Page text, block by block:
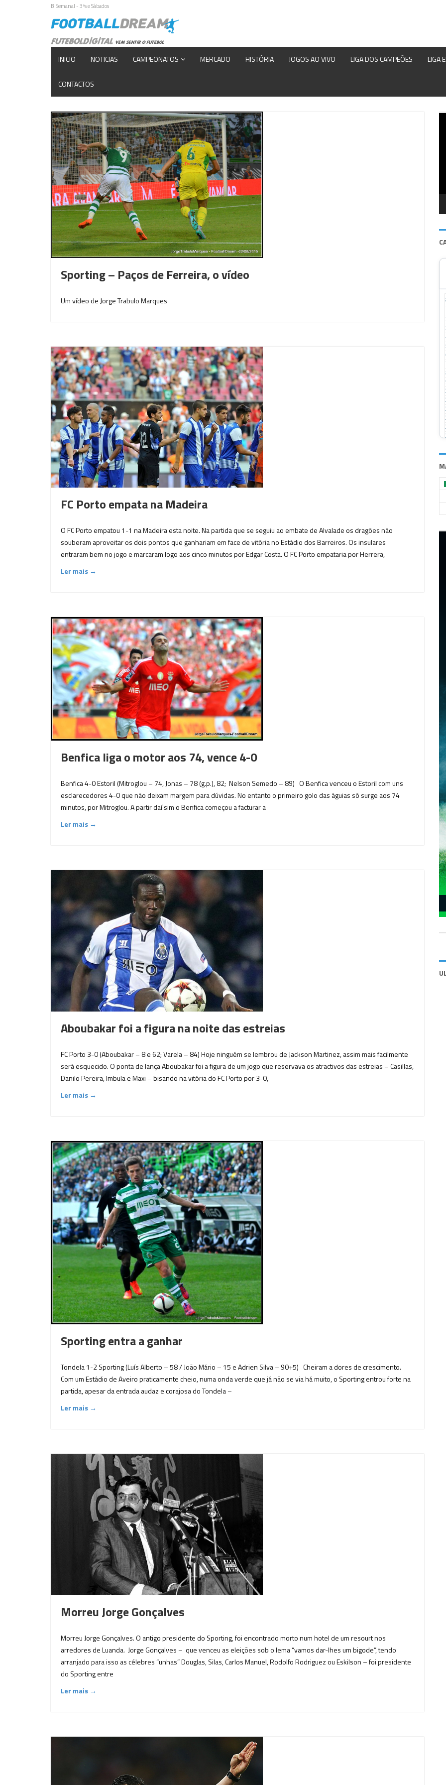
BiSemanal - 3ªs e Sábados
INICIO NOTICIAS CAMPEONATOS MERCADO HISTÓRIA JOGOS AO VIVO LIGA DOS CAMPEÕES LIGA
CONTACTOS
Sporting – Paços de Ferreira, o vídeo
Um vídeo de Jorge Trabulo Marques
FC Porto empata na Madeira
O FC Porto empatou 1-1 na Madeira esta noite. Na partida que se seguiu ao embate de Alvalade os dragões não
souberam aproveitar os dois pontos que ganhariam em face de vitória no Estádio dos Barreiros. Os insulares
entraram bem no jogo e marcaram logo aos cinco minutos por Edgar Costa. O FC Porto empataria por Herrera,
Ler mais →
Benfica liga o motor aos 74, vence 4-0
Benfica 4-0 Estoril (Mitroglou – 74, Jonas – 78 (g.p.), 82; Nelson Semedo – 89) O Benfica venceu o Estoril com uns
esclarecedores 4-0 que não deixam margem para dúvidas. No entanto o primeiro golo das águias só surge aos 74
minutos, por Mitroglou. A partir daí sim o Benfica começou a facturar a
Ler mais →
Aboubakar foi a figura na noite das estreias
FC Porto 3-0 (Aboubakar – 8 e 62; Varela – 84) Hoje ninguém se lembrou de Jackson Martinez, assim mais facilmente
será esquecido. O ponta de lança Aboubakar foi a figura de um jogo que reservava os atractivos das estreias – Casillas,
Danilo Pereira, Imbula e Maxi – bisando na vitória do FC Porto por 3-0,
Ler mais →
Sporting entra a ganhar
Tondela 1-2 Sporting (Luís Alberto – 58 / João Mário – 15 e Adrien Silva – 90+5) Cheiram a dores de crescimento.
Com um Estádio de Aveiro praticamente cheio, numa onda verde que já não se via há muito, o Sporting entrou forte na
partida, apesar da entrada audaz e corajosa do Tondela –
Ler mais →
Morreu Jorge Gonçalves
Morreu Jorge Gonçalves. O antigo presidente do Sporting, foi encontrado morto num hotel de um resourt nos
arredores de Luanda. Jorge Gonçalves – que venceu as eleições sob o lema “vamos dar-lhes um bigode”, tendo
arranjado para isso as célebres “unhas” Douglas, Silas, Carlos Manuel, Rodolfo Rodriguez ou Eskilson – foi presidente
do Sporting entre
Ler mais →